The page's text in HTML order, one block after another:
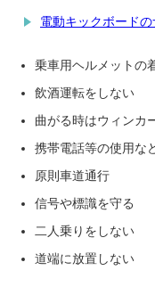
電動キックボード
乗車用ヘルメットの
飲酒運転をしない
曲がる時はウィンカ
携帯電話等の使用な
原則車道通行
信号や標識を守る
二人乗りをしない
道端に放置しない